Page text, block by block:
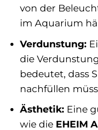
von der
im Aquarium
Verdunstung:
die
bedeutet, dass
nachfüllen
Ästhetik:Eine
wie die EHEIM